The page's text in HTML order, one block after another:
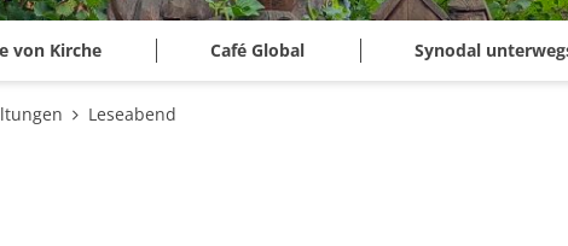
von Kirche Café Global Synodal
Leseabend